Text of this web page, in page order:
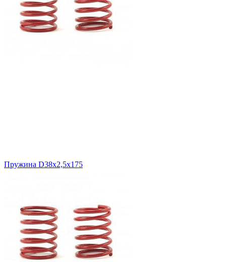
Пружина D38x2,5x175